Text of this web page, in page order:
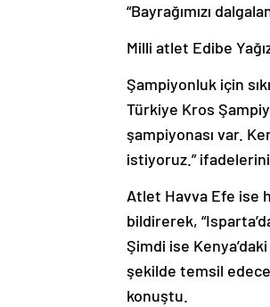
“Bayrağımızı
Milli atlet Edibe
Şampiyonluk için
Türkiye Kros
şampiyonası var.
istiyoruz.” ifadelerini
Atlet Havva Efe ise
bildirerek,
Şimdi ise
şekilde temsil
konuştu.